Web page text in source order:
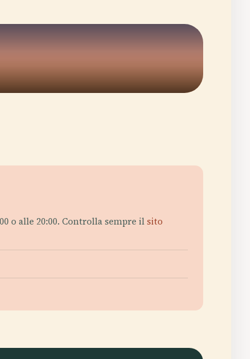
o alle 20:00. Controlla sempre ilsito